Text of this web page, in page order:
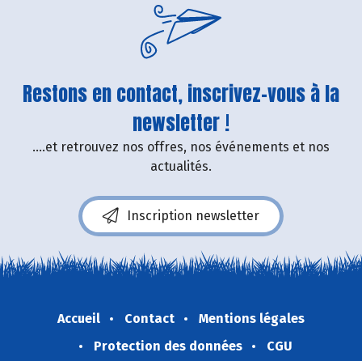
Restons en contact, inscrivez-vous à la
newsletter !
....et retrouvez nos offres, nos événements et nos
actualités.
Inscription newsletter
Accueil Contact
Mentions légales
Protection des données
CGU